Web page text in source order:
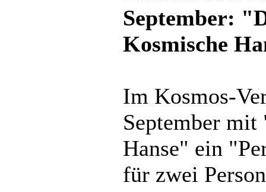
September:
Kosmische
Im Kosmos-
September
Hanse" ein
für zwei